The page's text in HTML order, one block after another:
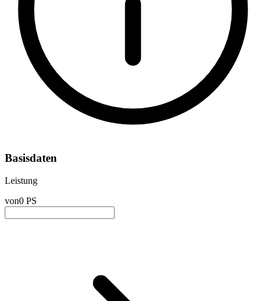
Basisdaten
Leistung
von0 PS